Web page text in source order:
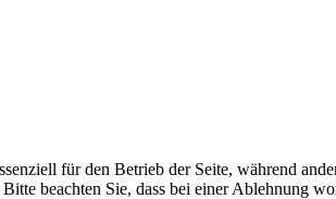
für den Betrieb der Seite, während
beachten Sie, dass bei einer Ablehnung